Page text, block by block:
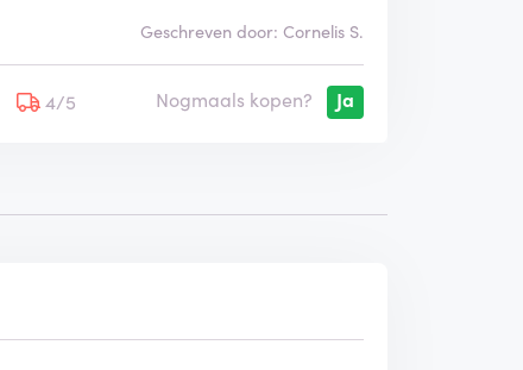
Geschreven door: Cornelis S.
4/5 Nogmaals kopen? Ja